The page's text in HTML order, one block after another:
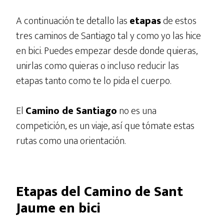
A continuación te detallo lasetapasde estos
tres caminos de Santiago tal y como yo las hice
en bici. Puedes empezar desde donde quieras,
unirlas como quieras o incluso reducir las
etapas tanto como te lo pida el cuerpo.
El Camino de Santiagono es una
competición, es un viaje, así que tómate estas
rutas como una orientación.
Etapas del Camino de Sant
Jaume en bici